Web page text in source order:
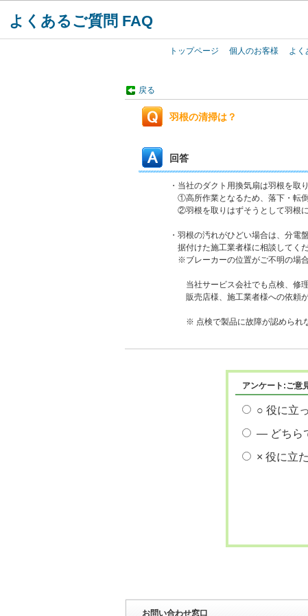
よくあるご質問 FAQ
トップページ 個人のお客様 よく
戻る
羽根の清掃は？
回答
・当社のダクト用換気扇は羽根を取
①高所作業となるため、落下・転倒
②羽根を取りはずそうとして羽根に
・羽根の汚れがひどい場合は、分電
据付けた施工業者様に相談してくだ
※ブレーカーの位置がご不明の場合
当社サービス会社でも点検、修理
販売店様、施工業者様への依頼
※ 点検で製品に故障が認められな
アンケート:ご意
○ 役に立
― どちら
× 役に立
お問い合わせ窓口